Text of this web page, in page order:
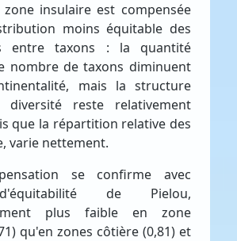
insulaire est compensée
moins équitable des
entre taxons : la quantité
nombre de taxons diminuent
mais la structure
diversité reste relativement
que la répartition relative des
varie nettement.
se confirme avec
de Pielou,
plus faible en zone
qu'en zones côtière (0,81) et